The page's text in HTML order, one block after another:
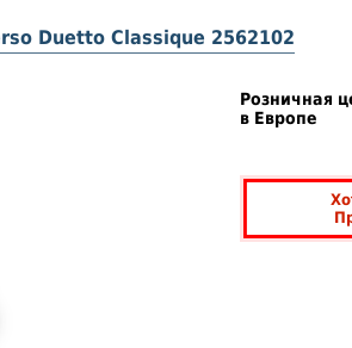
Duetto Classique 2562102
Розничная
в Европе